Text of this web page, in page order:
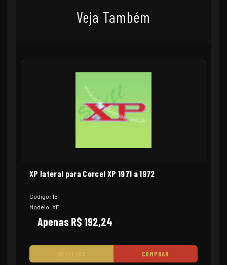
Veja Também
XP lateral para Corcel XP 1971 a 1972
Código: 16
Modelo: XP
Apenas R$ 192,24
COMPRAR